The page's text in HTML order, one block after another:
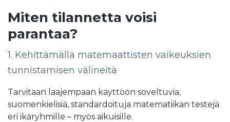
Miten tilannetta voisi
parantaa?
1. Kehittämällä matemaattisten vaikeuksien
tunnistamisen välineitä
Tarvitaan laajempaan käyttöön soveltuvia,
suomenkielisiä, standardoituja matematiikan testejä
eri ikäryhmille – myös aikuisille.